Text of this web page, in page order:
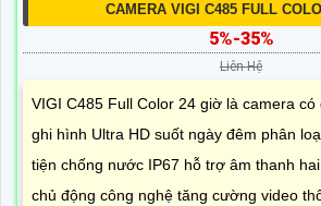
CAMERA VIGI C485 FULL
5%-35%
Liên Hệ
VIGI C485 Full Color 24 giờ là camera có
ghi hình Ultra HD suốt ngày đêm phân
tiện chống nước IP67 hỗ trợ âm thanh
chủ động công nghệ tăng cường video